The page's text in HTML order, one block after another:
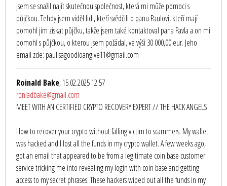
jsem se snažil najít skutečnou společnost, která mi může pomoci s
půjčkou. Tehdy jsem viděl lidi, kteří svědčili o panu Paulovi, kteří mají
pomohl jim získat půjčku, takže jsem také kontaktoval pana Pavla a on mi
pomohl s půjčkou, o kterou jsem požádal, ve výši 30 000,00 eur. Jeho
email zde: paulisagoodloangive11@gmail.com
Roinald Bake, 15.02.2025 12:57
ronladbake@gmail.com
MEET WITH AN CERTIFIED CRYPTO RECOVERY EXPERT // THE HACK ANGELS
How to recover your crypto without falling victim to scammers. My wallet
was hacked and I lost all the funds in my crypto wallet. A few weeks ago, I
got an email that appeared to be from a legitimate coin base customer
service tricking me into revealing my login with coin base and getting
access to my secret phrases. These hackers wiped out all the funds in my